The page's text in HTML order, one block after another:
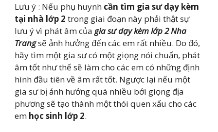
Lưu ý : Nếu phụ huynh cần tìm gia sư dạy kèm
tại nhà lớp 2 trong giai đoạn này phải thật sự
lưu ý vì phát âm của gia sư dạy kèm lớp 2 Nha
Trangsẽ ảnh hưởng đến các em rất nhiều. Do đó,
hãy tìm một gia sư có một giọng nói chuẩn, phát
âm tốt như thế sẽ làm cho các em có những định
hình đầu tiên về âm rất tốt. Ngược lại nếu một
gia sư bị ảnh hưởng quá nhiều bởi giọng địa
phương sẽ tạo thành một thói quen xấu cho các
em học sinh lớp 2.